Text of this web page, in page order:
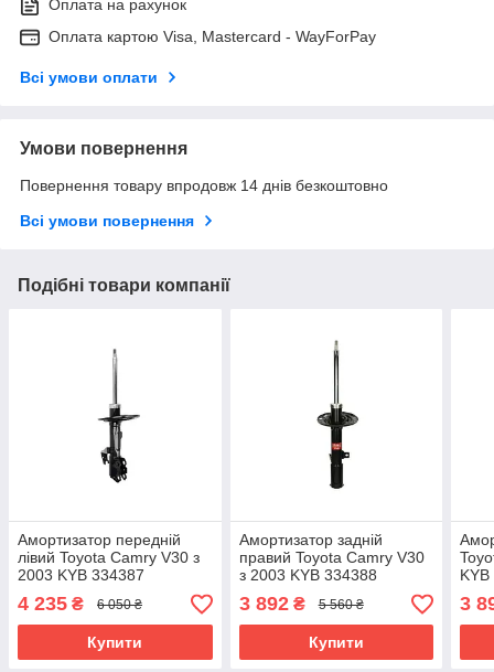
Оплата на рахунок
Оплата картою Visa, Mastercard - WayForPay
Всі умови оплати
Умови повернення
Повернення товару впродовж 14 днів безкоштовно
Всі умови повернення
Подібні товари компанії
Амортизатор передній
лівий Toyota Camry V30 з
2003 KYB 334387
4 235 ₴ 6 050 ₴
Купити
Амортизатор задній
правий Toyota Camry V30
з 2003 KYB 334388
3 892₴ 5 560 ₴
Купити
3